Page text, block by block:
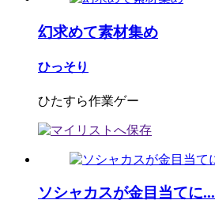
幻求めて素材集め
ひっそり
ひたすら作業ゲー
ソシャカスが金目当てに...